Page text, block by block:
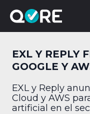
EXL Y REPLY
GOOGLE Y
EXL y Reply
Cloud y AWS
artificial en el